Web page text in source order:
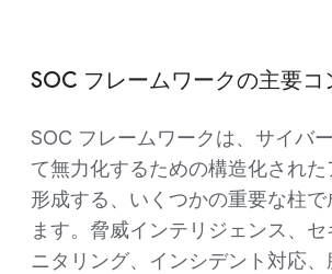
SOC フレームワークの主要コ
SOC フレームワークは、サイバ
て無力化するための構造化された
形成する、いくつかの重要な柱
ます。脅威インテリジェンス、
ニタリング、インシデント対応